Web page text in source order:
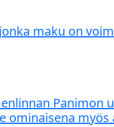
maku on
ominaisena